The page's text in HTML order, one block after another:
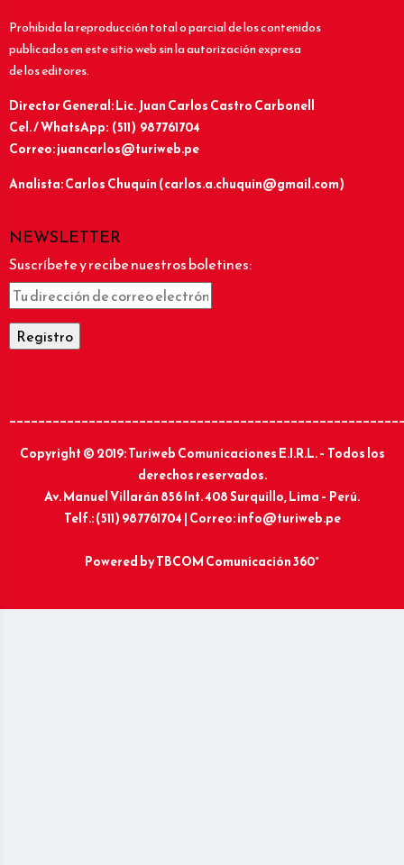
Prohibida la reproducción total o parcial de los contenidos
publicados en este sitio web sin la autorización expresa
de los editores.
Director General: Lic.Juan Carlos Castro Carbonell
Cel. / WhatsApp: (511) 987761704
Correo: juancarlos@turiweb.pe
Analista: Carlos Chuquín (carlos.a.chuquin@gmail.com)
NEWSLETTER
Suscríbete y recibe nuestros boletines:
Copyright © 2019: Turiweb Comunicaciones E.I.R.L. – Todos los
derechos reservados.
Av. Manuel Villarán 856 Int. 408 Surquillo, Lima – Perú.
Telf.: (511) 987761704 | Correo: info@turiweb.pe
Powered byTBCOM Comunicación 360°